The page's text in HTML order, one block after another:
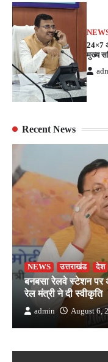
24×7
मुख्य
Recent News
NEWS उत्तराखंड देश
बनबसा रेलवे स्टेशन
रेल मंत्री ने दी स्वीकृति
admin August 6,